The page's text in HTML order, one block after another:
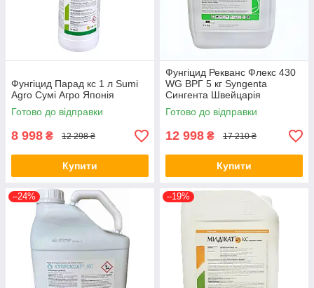
Фунгіцид Парад кс 1 л Sumi
Agro Сумі Агро Японія
Готово до відправки
8 998 ₴ 12 298 ₴
Купити
Фунгіцид Рекванс Флекс 430
WG ВРГ 5 кг Syngenta
Сингента Швейцарія
Готово до відправки
12 998 ₴ 17 210 ₴
Купити
–24% –19%